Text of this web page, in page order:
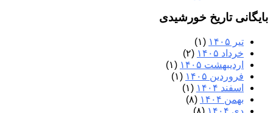
بایگانی تاریخ خورشیدی
تیر ۱۴۰۵
(۱)
خرداد ۱۴۰۵
(۲)
اردیبهشت ۱۴۰۵
(۱)
فروردین ۱۴۰۵
(۱)
اسفند ۱۴۰۴
(۱)
بهمن ۱۴۰۴
(۸)